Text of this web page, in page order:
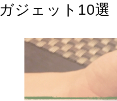
ガジェット10選